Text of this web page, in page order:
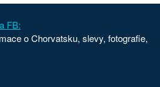
FB:
o Chorvatsku, slevy, fotografie,